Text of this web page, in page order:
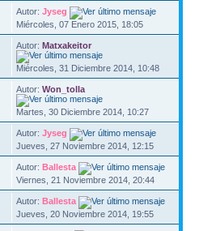
Autor:Jyseg
Miércoles, 07 Enero 2015, 18:05
Autor:Matxakeitor
Miércoles, 31 Diciembre 2014, 10:48
Autor:Won_tolla
Martes, 30 Diciembre 2014, 10:27
Autor:Jyseg
Jueves, 27 Noviembre 2014, 12:15
Autor:Ballesta
Viernes, 21 Noviembre 2014, 20:44
Autor:Ballesta
Jueves, 20 Noviembre 2014, 19:55